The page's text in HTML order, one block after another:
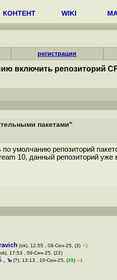
КОНТЕНТ WIKI
регистрация
включить репозиторий
пакетами"
умолчанию репозиторий
10, данный репозиторий
(ok), 12:55 , 09-Сен-25, (3) +1
17:53 , 09-Сен-25, (22)
, ъ (?), 13:13 , 10-Сен-25, (39) –1